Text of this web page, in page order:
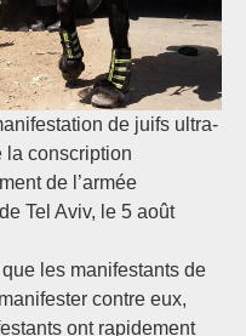
de juifs ultra-
la conscription
de l’armée
Tel Aviv, le 5 août
les manifestants de
contre eux,
ont rapidement